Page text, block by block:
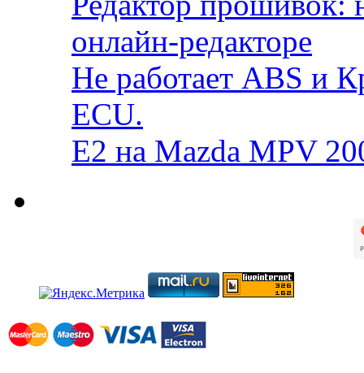
онлайн-редакторе
Не работает ABS и
ECU.
E2 на Mazda MPV